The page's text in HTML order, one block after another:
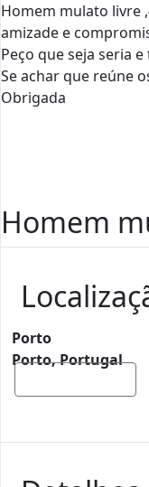
Homem mulato livre
amizade e
Peço que seja seria
Se achar que reúne
Obrigada
Homem
Porto
Porto, Portugal